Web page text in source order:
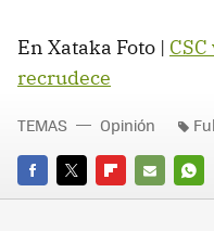
En Xataka Foto |
recrudece
FACEBOOK
TWITTERFLIPBOARD
E-
TEMAS Opinión